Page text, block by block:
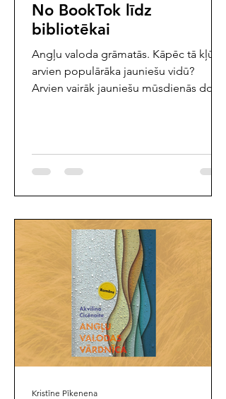
No BookTok līdz
bibliotēkai
Angļu valoda grāmatās. Kāpēc tā kļūst
arvien populārāka jauniešu vidū?
Arvien vairāk jauniešu mūsdienās dod
arvien vairāk jauniešu izvēlas lasīt
grāmatas tieši angļu valodā: “Viens no
valodā jeb oriģinālvalodā, manuprāt, ir
pieejamība. Jaunas un populāras
grāmatas bieži vispirms tiek izdotas
Kristīne Pīkenena